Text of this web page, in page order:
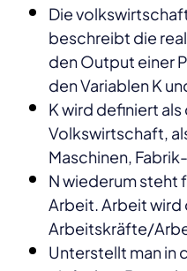
Die
beschreibt die
den Output einer
den Variablen K
K wird definiert
Volkswirtschaft,
Maschinen,
N wiederum steht
Arbeit. Arbeit wird
Arbeitskräfte/
Unterstellt man in